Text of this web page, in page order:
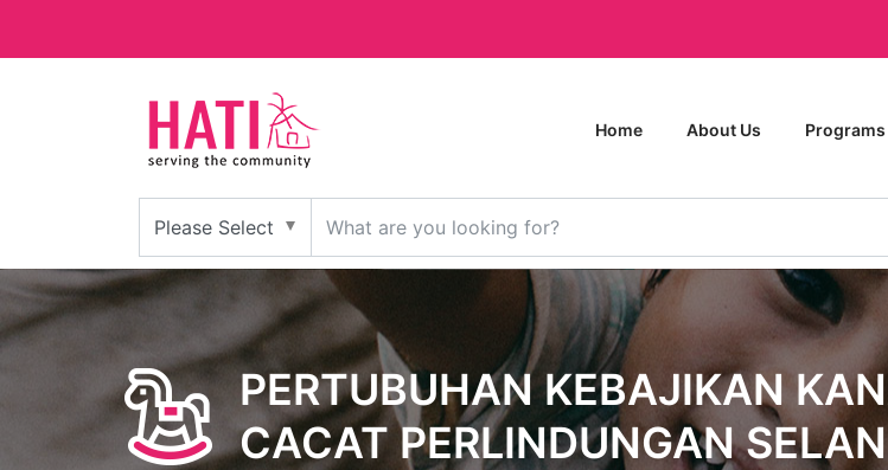
Home About Us Programs
PERTUBUHAN KEBAJIKAN
CACAT PERLINDUNGAN